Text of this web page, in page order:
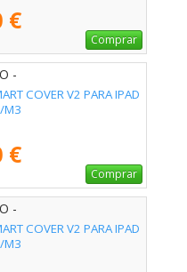
€
Comprar
-
COVER V2 PARA IPAD
M3
€
Comprar
-
COVER V2 PARA IPAD
M3